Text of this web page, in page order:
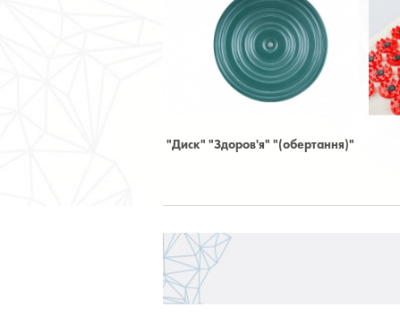
"Диск" "Здоров'я" "(обертання)" Іплікатор Кузнєцова